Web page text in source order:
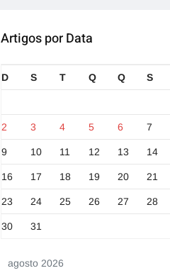
Artigos por Data
agosto 2026
D S T Q Q S
2 3 4 5 6 7
9 10 11 12 13 14
16 17 18 19 20 21
23 24 25 26 27 28
30 31